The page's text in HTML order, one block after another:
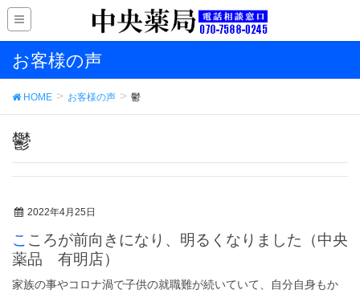
お客様の声
HOME お客様の声 鬱
鬱
2022年4月25日
こころが前向きになり、明るくなりました（中央
薬品 有明店）
家族の事やコロナ渦で子供の就職難が続いていて、自分自身もか